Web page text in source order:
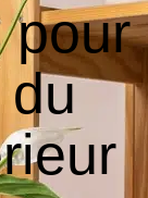
pour
du